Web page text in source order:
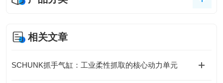
相关文章
SCHUNK抓手气缸：工业柔性抓取的核心动力单元